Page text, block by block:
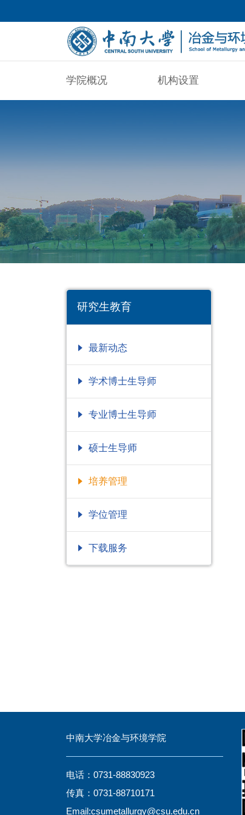
学院概况 机构设置
研究生教育
最新动态
学术博士生导师
专业博士生导师
硕士生导师
培养管理
学位管理
下载服务
中南大学冶金与环境学院
电话：0731-88830923
传真：0731-88710171
Email:csumetallurgy@csu.edu.cn